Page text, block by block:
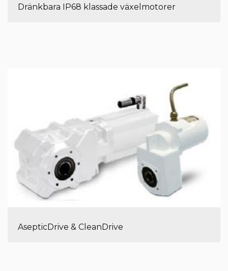
Dränkbara IP68 klassade växelmotorer
AsepticDrive & CleanDrive